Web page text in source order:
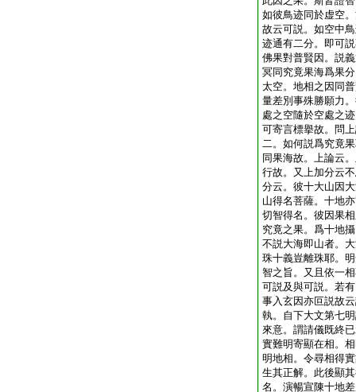
如彼鳥迹同於虚空
故云可説。如空中
迹通有二分。即可
佛果對普賢因。説
冥同究竟果海爲果
太空。地相之因同
量差別事殊勝願力
處之空隨於空處之
可寄言標擧故。問
二。如何説爲究竟
同果海故。上論云
行故。又上加分云
分云。彼十大山因
山得名菩薩。十地
切智得名。彼因果
究竟之果。爲十地
不説大海即山者。
珠十義豈離珠耶。
智之旨。又且依一
可説及與可説。若
事入玄因亦叵説故
執。自下大文第七
來意。謂請儀既終
實難明寄顯在相。
明地相。令尋相得
生其正解。此後顯
名。演暢宣陳十地